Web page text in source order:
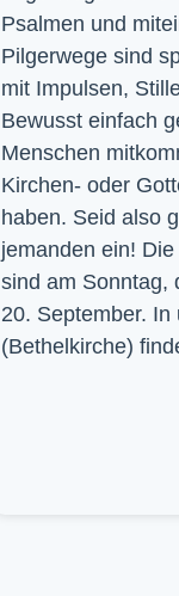
Psalmen und
Pilgerwege sind
mit Impulsen,
Bewusst einfach
Menschen
Kirchen- oder
haben. Seid also
jemanden ein!
sind am Sonntag,
20. September. In
(Bethelkirche)